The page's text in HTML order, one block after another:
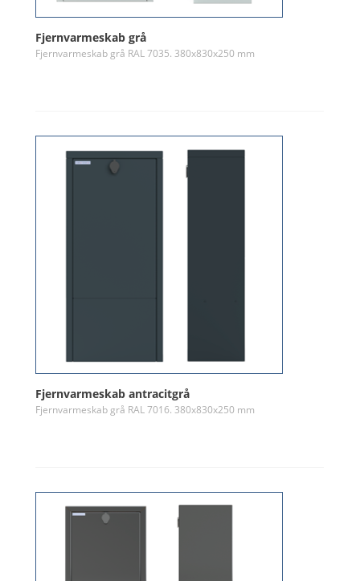
Fjernvarmeskab grå
Fjernvarmeskab grå RAL 7035. 380x830x250 mm
Fjernvarmeskab antracitgrå
Fjernvarmeskab grå RAL 7016. 380x830x250 mm